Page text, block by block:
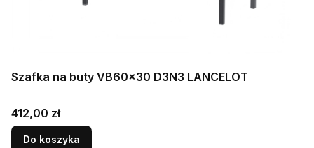
Szafka na buty VB60x30 D3N3 LANCELOT
Cena
412,00 zł
Do koszyka